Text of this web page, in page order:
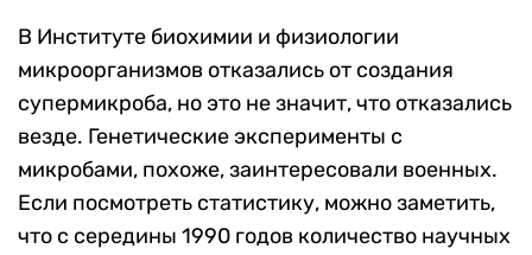
В Институте биохимии и физиологии
микроорганизмов отказались от создания
супермикроба, но это не значит, что отказались
везде. Генетические эксперименты с
микробами, похоже, заинтересовали военных.
Если посмотреть статистику, можно заметить,
что с середины 1990 годов количество научных